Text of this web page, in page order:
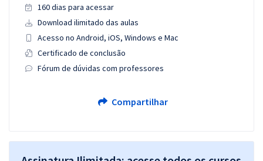
160 dias para acessar
Download ilimitado das aulas
Acesso no Android, iOS, Windows e Mac
Certificado de conclusão
Fórum de dúvidas com professores
Compartilhar